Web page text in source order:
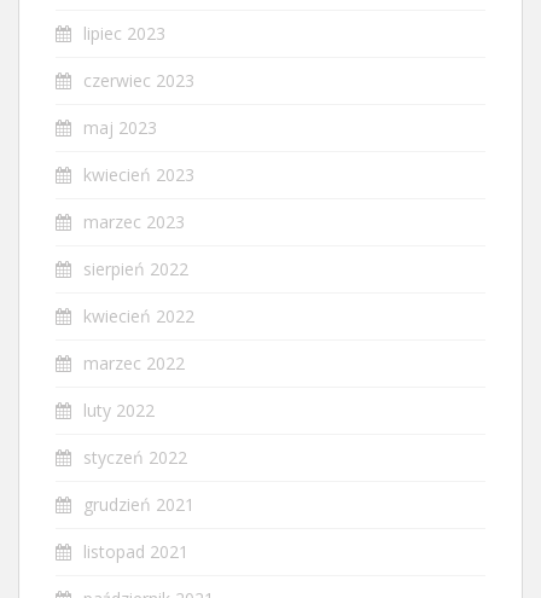
lipiec 2023
czerwiec 2023
maj 2023
kwiecień 2023
marzec 2023
sierpień 2022
kwiecień 2022
marzec 2022
luty 2022
styczeń 2022
grudzień 2021
listopad 2021